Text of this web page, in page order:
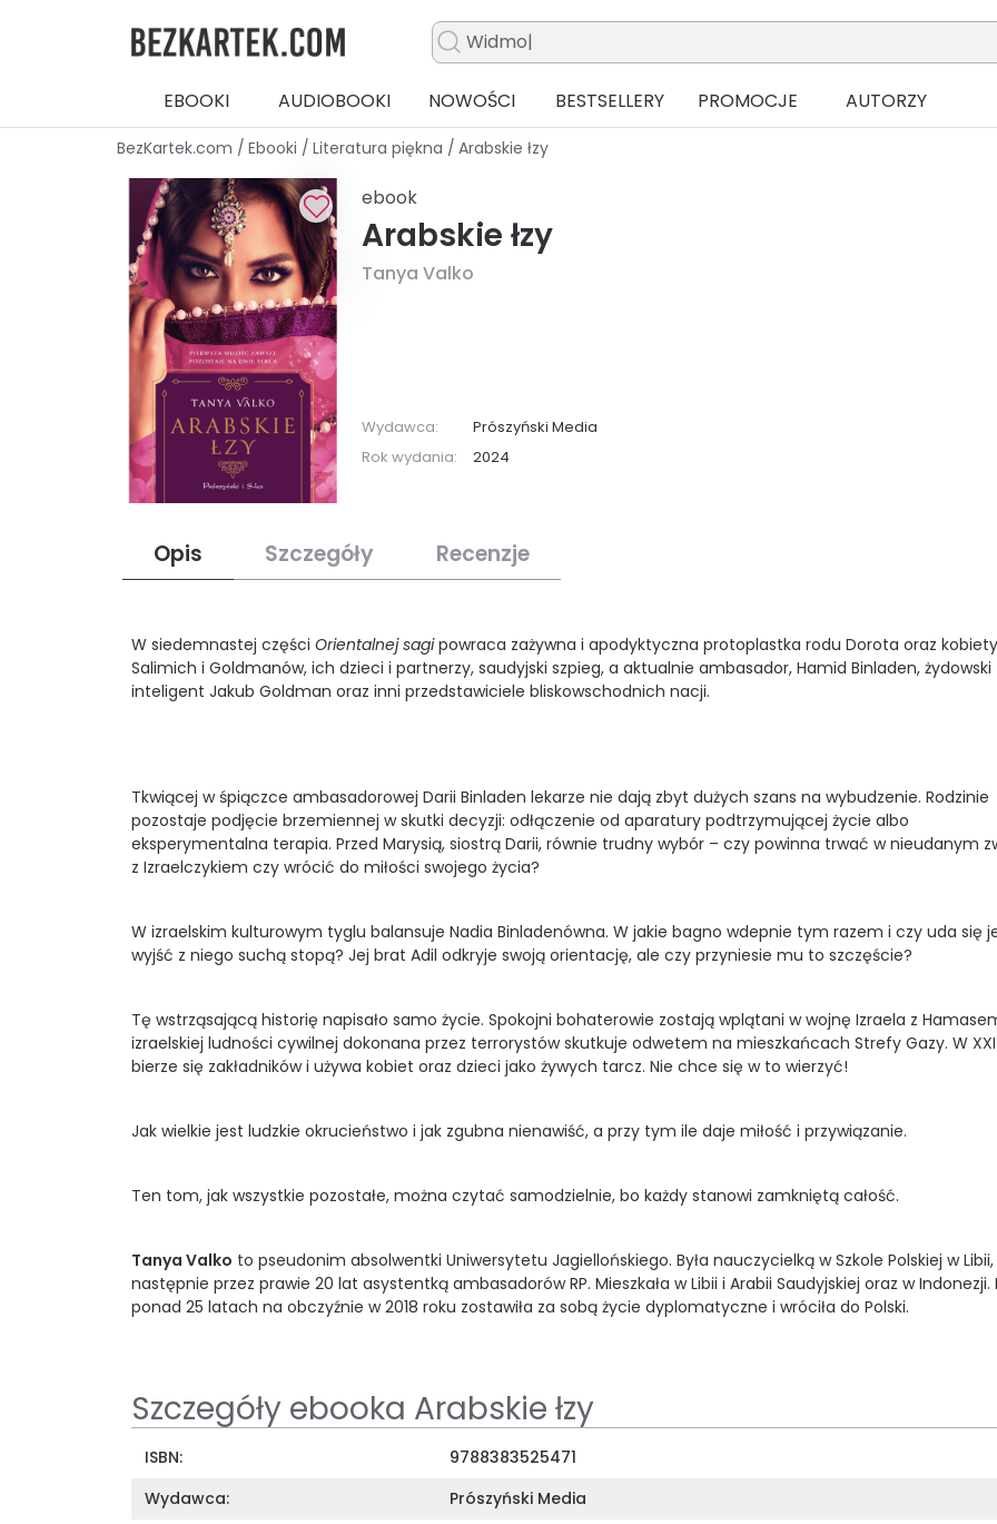
EBOOKI AUDIOBOOKI NOWOŚCI BESTSELLERY PROMOCJE AUTORZY
BezKartek.com / Ebooki / Literatura piękna / Arabskie łzy
ebook
Arabskie łzy
Tanya Valko
Wydawca:
Prószyński Media
Rok wydania:
2024
Opis Szczegóły Recenzje
W siedemnastej części Orientalnej sagipowraca zażywna i apodyktyczna protoplastka rodu Dorota oraz kobiety
Salimich i Goldmanów, ich dzieci i partnerzy, saudyjski szpieg, a aktualnie ambasador, Hamid Binladen, żydowski
inteligent Jakub Goldman oraz inni przedstawiciele bliskowschodnich nacji.
Tkwiącej w śpiączce ambasadorowej Darii Binladen lekarze nie dają zbyt dużych szans na wybudzenie. Rodzinie
pozostaje podjęcie brzemiennej w skutki decyzji: odłączenie od aparatury podtrzymującej życie albo
eksperymentalna terapia. Przed Marysią, siostrą Darii, równie trudny wybór – czy powinna trwać w nieudanym
z Izraelczykiem czy wrócić do miłości swojego życia?
W izraelskim kulturowym tyglu balansuje Nadia Binladenówna. W jakie bagno wdepnie tym razem i czy uda się
wyjść z niego suchą stopą? Jej brat Adil odkryje swoją orientację, ale czy przyniesie mu to szczęście?
Tę wstrząsającą historię napisało samo życie. Spokojni bohaterowie zostają wplątani w wojnę Izraela z
izraelskiej ludności cywilnej dokonana przez terrorystów skutkuje odwetem na mieszkańcach Strefy Gazy. W XXI
bierze się zakładników i używa kobiet oraz dzieci jako żywych tarcz. Nie chce się w to wierzyć!
Jak wielkie jest ludzkie okrucieństwo i jak zgubna nienawiść, a przy tym ile daje miłość i przywiązanie.
Ten tom, jak wszystkie pozostałe, można czytać samodzielnie, bo każdy stanowi zamkniętą całość.
Tanya Valko to pseudonim absolwentki Uniwersytetu Jagiellońskiego. Była nauczycielką w Szkole Polskiej w Libii,
następnie przez prawie 20 lat asystentką ambasadorów RP. Mieszkała w Libii i Arabii Saudyjskiej oraz w Indonezji.
ponad 25 latach na obczyźnie w 2018 roku zostawiła za sobą życie dyplomatyczne i wróciła do Polski.
Szczegóły ebooka Arabskie łzy
ISBN:
9788383525471
Wydawca:
Prószyński Media